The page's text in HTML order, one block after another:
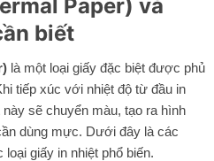
Paper) và
biết
là một loại giấy đặc biệt được phủ
tiếp xúc với nhiệt độ từ đầu in
sẽ chuyển màu, tạo ra hình
dùng mực. Dưới đây là các
giấy in nhiệt phổ biến.